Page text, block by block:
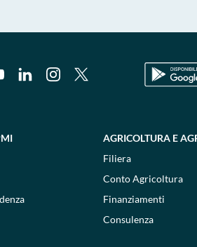
AGRICOLTURA E
Filiera
Conto Agricoltura
Finanziamenti
Consulenza